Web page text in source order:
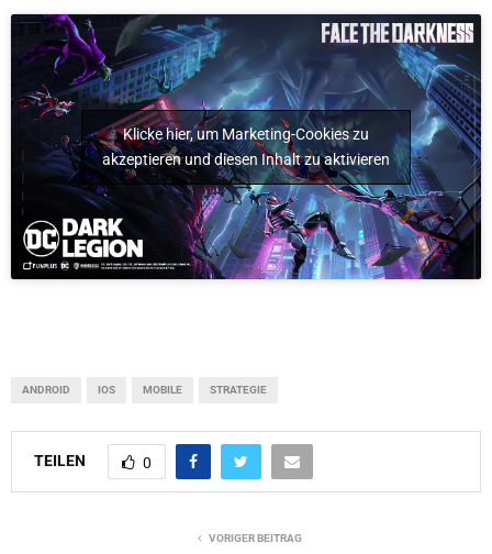
Klicke hier, um Marketing-Cookies zu
akzeptieren und diesen Inhalt zu aktivieren
ANDROID IOS MOBILE STRATEGIE
TEILEN 0
VORIGER BEITRAG